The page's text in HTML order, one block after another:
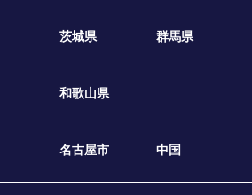
茨城県 群馬県
和歌山県
名古屋市 中国